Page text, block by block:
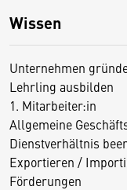
Wissen
Unternehmen
Lehrling ausbilden
1. Mitarbeiter:in
Allgemeine
Dienstverhältnis
Exportieren /
Förderungen